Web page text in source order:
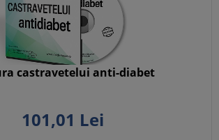
castravetelui anti-diabet
101,01 Lei